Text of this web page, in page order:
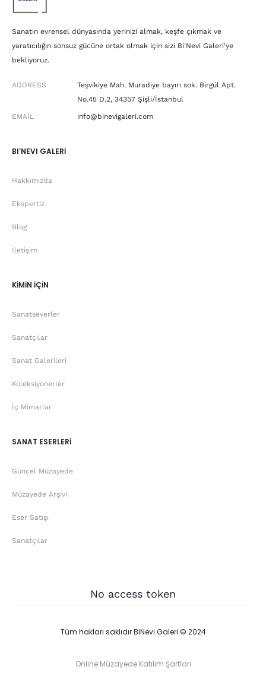
Sanatın evrensel dünyasında yerinizi almak, keşfe çıkmak ve
yaratıcılığın sonsuz gücüne ortak olmak için sizi Bi'Nevi Galeri'ye
bekliyoruz.
ADDRESS
Teşvikiye Mah. Muradiye bayırı sok. Birgül Apt.
No.45 D.2, 34357 Şişli/İstanbul
EMAIL info@binevigaleri.com
BI’NEVI GALERİ
Hakkımızda
Ekspertiz
Blog
İletişim
KİMİN İÇİN
Sanatseverler
Sanatçılar
Sanat Galerileri
Koleksiyonerler
İç Mimarlar
SANAT ESERLERİ
Güncel Müzayede
Müzayede Arşivi
Eser Satışı
Sanatçılar
No access token
Tüm hakları saklıdır BiNevi Galeri © 2024
Online Müzayede Katılım Şartları